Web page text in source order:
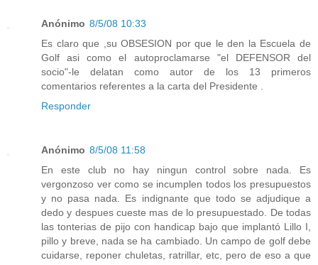
Anónimo 8/5/08 10:33
Es claro que ,su OBSESION por que le den la Escuela de
Golf asi como el autoproclamarse "el DEFENSOR del
socio"-le delatan como autor de los 13 primeros
comentarios referentes a la carta del Presidente .
Responder
Anónimo 8/5/08 11:58
En este club no hay ningun control sobre nada. Es
vergonzoso ver como se incumplen todos los presupuestos
y no pasa nada. Es indignante que todo se adjudique a
dedo y despues cueste mas de lo presupuestado. De todas
las tonterias de pijo con handicap bajo que implantó Lillo I,
pillo y breve, nada se ha cambiado. Un campo de golf debe
cuidarse, reponer chuletas, ratrillar, etc, pero de eso a que